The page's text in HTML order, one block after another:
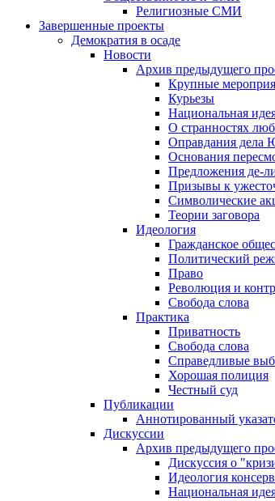
Религиозные СМИ
Завершенные проекты
Демократия в осаде
Новости
Архив предыдущего
Крупные
Курьезы
Национальная
О странностях
Оправдания
Основания
Предложения де-
Призывы к
Символические
Теории заговора
Идеология
Гражданское
Политический
Право
Революция и
Свобода слова
Практика
Приватность
Свобода слова
Справедливые
Хорошая полиция
Честный суд
Публикации
Аннотированный
Дискуссии
Архив предыдущего
Дискуссия о
Идеология
Национальная